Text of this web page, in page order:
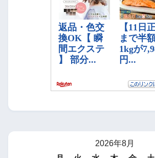
2026年8月